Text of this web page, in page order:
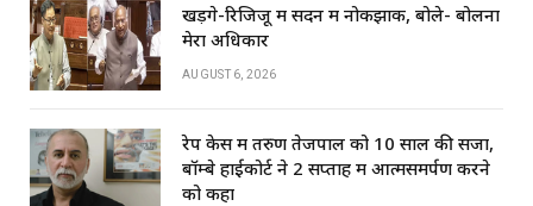
खड़गे-रिजिजू में सदन में नोकझोंक, बोले- बोलना
मेरा अधिकार
AUGUST 6, 2026
रेप केस में तरुण तेजपाल को 10 साल की सजा,
बॉम्बे हाईकोर्ट ने 2 सप्ताह में आत्मसमर्पण करने
को कहा